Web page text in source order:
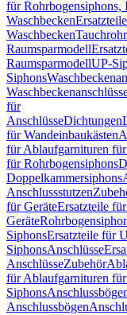
für Rohrbogensiphons,
Waschbecken
Waschbecken
Raumsparmodell
RaumsparmodellUP-
Siphons
für
AnschlüsseDichtungen
für Wandeinbaukästen
für Ablaufgarnituren
für Rohrbogensiphons
Doppelkammersiphons
Anschlussstutzen
für GeräteErsatzteile
Geräte
SiphonsErsatzteile für
SiphonsAnschlüsse
AnschlüsseZubehör
für Ablaufgarnituren für
Siphons
Anschlussbögen